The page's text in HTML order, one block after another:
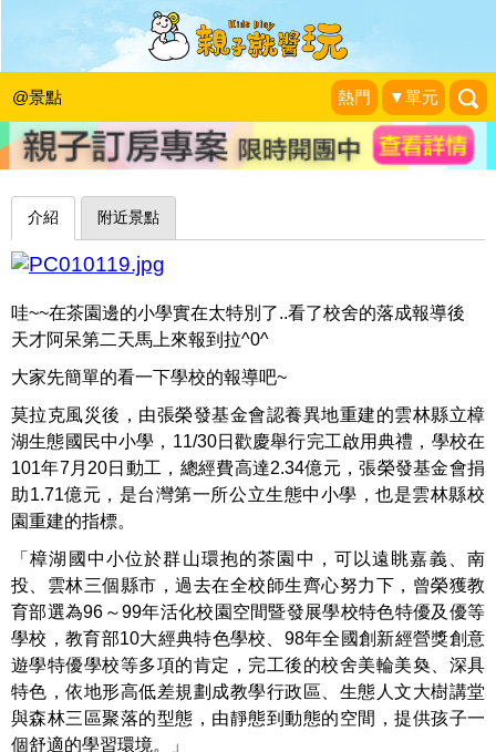
@景點 熱門 ▼單元
連大人都想變學生！令人驚嘆的彩色校
舍～雲林樟湖生態國民中小學
天才阿呆小玩家|2013-12-01
介紹 附近景點
哇~~在茶園邊的小學實在太特別了..看了校舍的落成報導後
天才阿呆第二天馬上來報到拉^0^
大家先簡單的看一下學校的報導吧~
莫拉克風災後，由張榮發基金會認養異地重建的雲林縣立樟
湖生態國民中小學，11/30日歡慶舉行完工啟用典禮，學校在
101年7月20日動工，總經費高達2.34億元，張榮發基金會捐
助1.71億元，是台灣第一所公立生態中小學，也是雲林縣校
園重建的指標。
「樟湖國中小位於群山環抱的茶園中，可以遠眺嘉義、南
投、雲林三個縣市，過去在全校師生齊心努力下，曾榮獲教
育部選為96～99年活化校園空間暨發展學校特色特優及優等
學校，教育部10大經典特色學校、98年全國創新經營獎創意
遊學特優學校等多項的肯定，完工後的校舍美輪美奐、深具
特色，依地形高低差規劃成教學行政區、生態人文大樹講堂
與森林三區聚落的型態，由靜態到動態的空間，提供孩子一
個舒適的學習環境。」